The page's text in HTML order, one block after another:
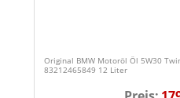
Original BMW Motoröl Öl 5W30
83212465849 12 Liter